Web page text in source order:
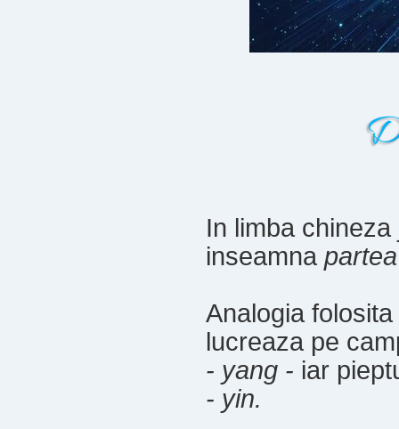
In limba chineza
inseamna
Analogia
lucreaza pe
- yang - iar
- yin.